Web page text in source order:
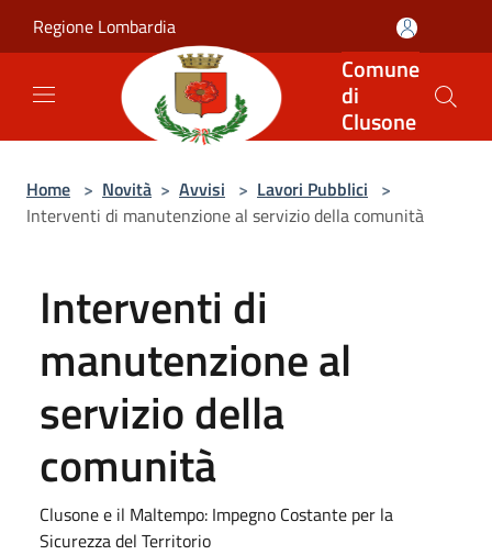
Regione Lombardia
Comune
di
Clusone
Home > Novità > Avvisi > Lavori Pubblici >
Interventi di manutenzione al servizio della comunità
Interventi di
manutenzione al
servizio della
comunità
Clusone e il Maltempo: Impegno Costante per la
Sicurezza del Territorio